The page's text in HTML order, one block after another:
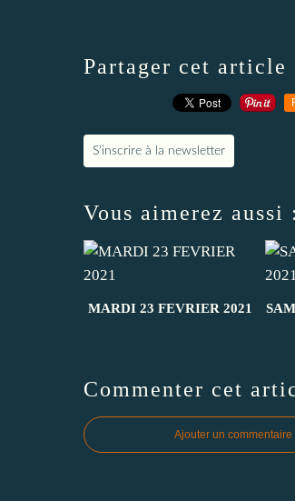
Partager cet article
S'inscrire à la newsletter
Vous aimerez aussi :
MARDI 23 FEVRIER 2021
Commenter cet
Ajouter un commentaire